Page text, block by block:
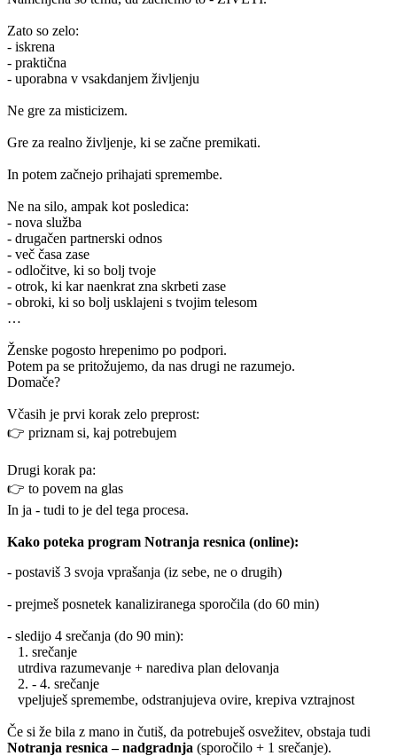
Zato so zelo:
- iskrena
- praktična
- uporabna v vsakdanjem življenju
Ne gre za misticizem.
Gre za realno življenje, ki se začne premikati.
In potem začnejo prihajati spremembe.
Ne na silo, ampak kot posledica:
- nova služba
- drugačen partnerski odnos
- več časa zase
- odločitve, ki so bolj tvoje
- otrok, ki kar naenkrat zna skrbeti zase
- obroki, ki so bolj usklajeni s tvojim telesom
…
Ženske pogosto hrepenimo po podpori.
Potem pa se pritožujemo, da nas drugi ne razumejo.
Domače?
Včasih je prvi korak zelo preprost:
👉 priznam si, kaj potrebujem
Drugi korak pa:
👉 to povem na glas
In ja - tudi to je del tega procesa.
Kako poteka program Notranja resnica (online):
- postaviš 3 svoja vprašanja (iz sebe, ne o drugih)
- prejmeš posnetek kanaliziranega sporočila (do 60 min)
- sledijo 4 srečanja (do 90 min):
1. srečanje
utrdiva razumevanje + narediva plan delovanja
2. - 4. srečanje
vpeljuješ spremembe, odstranjujeva ovire, krepiva vztrajnost
Če si že bila z mano in čutiš, da potrebuješ osvežitev, obstaja tudi
Notranja resnica – nadgradnja (sporočilo + 1 srečanje).